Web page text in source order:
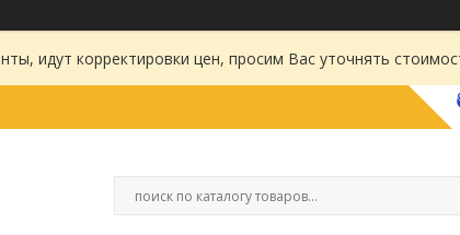
идут корректировки цен, просим Вас уточнять